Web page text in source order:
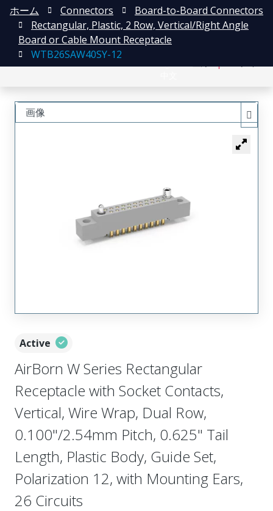
ホーム Connectors
Board-to-Board Connectors
Rectangular, Plastic, 2 Row, Vertical/Right Angle
Board or Cable Mount Receptacle
WTB26SAW40SY-12
Active
AirBorn W Series Rectangular
Receptacle with Socket Contacts,
Vertical, Wire Wrap, Dual Row,
0.100"/2.54mm Pitch, 0.625" Tail
Length, Plastic Body, Guide Set,
Polarization 12, with Mounting Ears,
26 Circuits
画像